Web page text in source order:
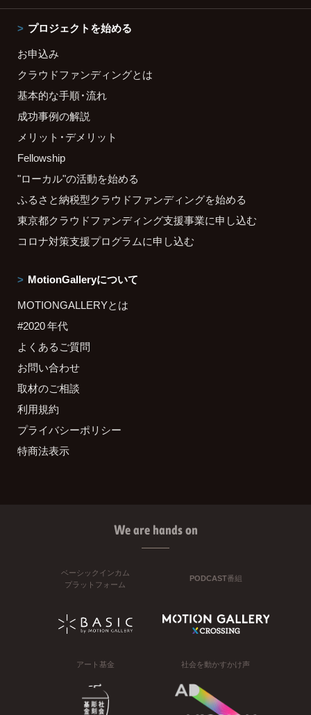
プロジェクトを始める
お申込み
クラウドファンディングとは
基本的な手順・流れ
成功事例の解説
メリット・デメリット
Fellowship
"ローカル"の活動を始める
ふるさと納税型クラウドファンディングを始める
東京都クラウドファンディング支援事業に申し込む
コロナ対策支援プログラムに申し込む
MotionGalleryについて
MOTIONGALLERYとは
#2020 年代
よくあるご質問
お問い合わせ
取材のご相談
利用規約
プライバシーポリシー
特商法表示
We are hands on
ベーシックインカム
プラットフォーム
PODCAST番組
アート基金 社会を動かすかけ声